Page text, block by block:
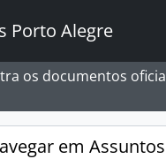
Porto Alegre
os documentos
em